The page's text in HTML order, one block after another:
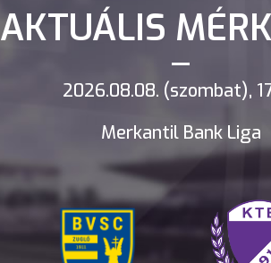
AKTUÁLIS
2026.08.08. (szombat),
Merkantil Bank Liga